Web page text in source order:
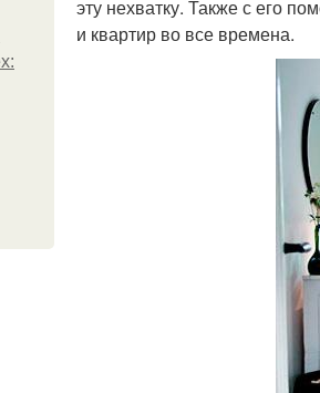
эту нехватку. Также с его
и квартир во все времена.